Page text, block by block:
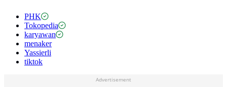
PHK
Tokopedia
karyawan
menaker
Yassierli
tiktok
Advertisement